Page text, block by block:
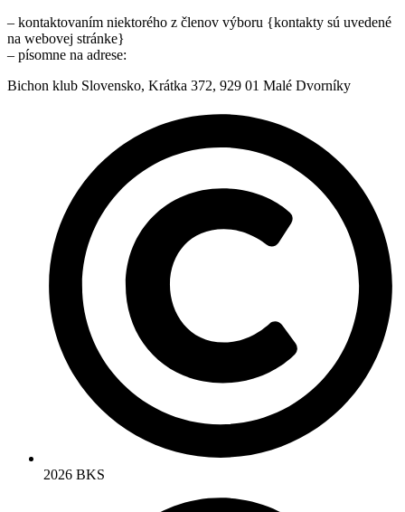
– kontaktovaním niektorého z členov výboru {kontakty sú uvedené
na webovej stránke}
– písomne na adrese:
Bichon klub Slovensko, Krátka 372, 929 01 Malé Dvorníky
2026 BKS